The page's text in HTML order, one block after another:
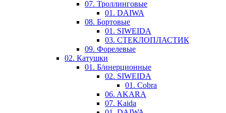
07. Троллинговые
01. DAIWA
08. Бортовые
01. SIWEIDA
03. СТЕКЛОПЛАСТИК
09. Форелевые
02. Катушки
01. Б/инерционные
02. SIWEIDA
01. Cobra
06. AKARA
07. Kaida